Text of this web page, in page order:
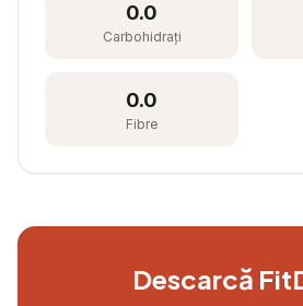
0.0
Carbohidrați
0.0
Fibre
Descarcă